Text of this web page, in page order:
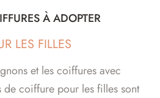
À ADOPTER
LES FILLES
et les coiffures avec
coiffure pour les filles sont